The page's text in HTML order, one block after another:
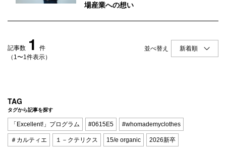
企業担当の方へ
場産業への想い
記事数 1
件
（1〜1件表示）
並べ替え
TAG
タグから記事を探す
「Excellent!」プログラム #0615E5 #whomademyclothes
＃カルティエ １－クテリクス 15/e organic 2026新卒